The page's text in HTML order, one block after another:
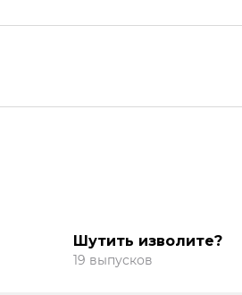
Шутить изволите?
19 выпусков